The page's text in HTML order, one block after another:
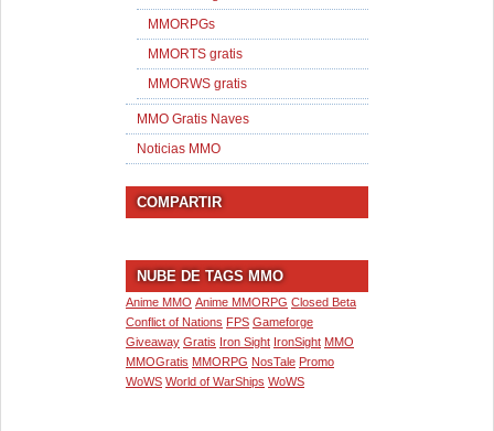
MMORPGs
MMORTS gratis
MMORWS gratis
MMO Gratis Naves
Noticias MMO
COMPARTIR
NUBE DE TAGS MMO
Anime MMO Anime MMORPG Closed Beta
Conflict of Nations FPS Gameforge
Giveaway Gratis Iron Sight IronSight MMO
MMOGratis MMORPG NosTale Promo
WoWS World of WarShips WoWS